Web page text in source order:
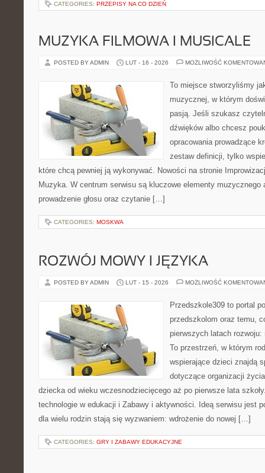
CATEGORIES: PRZEPISY NA CO DZIEŃ
MUZYKA FILMOWA I MUSICALE
POSTED BY ADMIN LUT - 16 - 2026 MOŻLIWOŚĆ
To miejsce stworzyliśmy
muzycznej, w którym
pasją. Jeśli szukasz
dźwięków albo chcesz
opracowania prowadzące
zestaw definicji, tylko
które chcą pewniej ją wykonywać. Nowości na stronie
Muzyka. W centrum serwisu są kluczowe elementy muzycznego
prowadzenie głosu oraz czytanie […]
CATEGORIES: MOSKWA
ROZWÓJ MOWY I JĘZYKA
POSTED BY ADMIN LUT - 15 - 2026 MOŻLIWOŚĆ
Przedszkole309 to portal
przedszkolom oraz temu,
pierwszych latach
To przestrzeń, w którym
wspierające dzieci znajdą
dotyczące organizacji
dziecka od wieku wczesnodziecięcego aż po pierwsze lata
technologie w edukacji i Zabawy i aktywności. Ideą serwisu jest
dla wielu rodzin stają się wyzwaniem: wdrożenie do nowej […]
CATEGORIES: GRY I ZABAWY EDUKACYJNE